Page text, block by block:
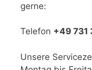
gerne:
Telefon +49 731
Unsere